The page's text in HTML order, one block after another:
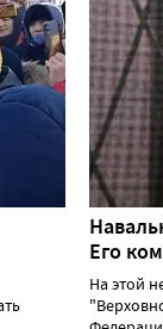
Его
На этой